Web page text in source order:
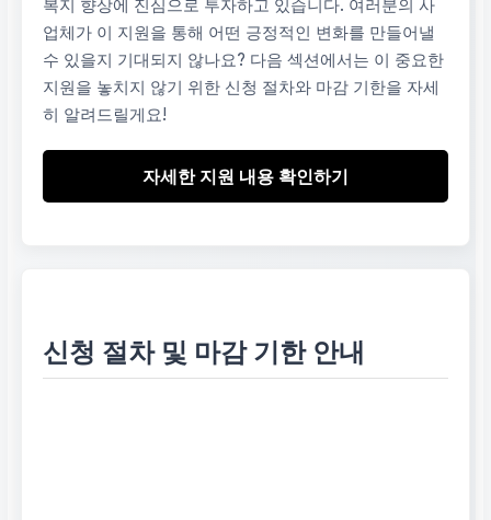
복지 향상에 진심으로 투자하고 있습니다. 여러분의 사
업체가 이 지원을 통해 어떤 긍정적인 변화를 만들어낼
수 있을지 기대되지 않나요? 다음 섹션에서는 이 중요한
지원을 놓치지 않기 위한 신청 절차와 마감 기한을 자세
히 알려드릴게요!
자세한 지원 내용 확인하기
신청 절차 및 마감 기한 안내